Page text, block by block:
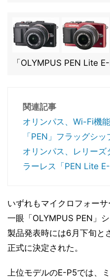
「OLYMPUS PEN Lite E-
関連記事
オリンパス、Wi-Fi機
「PEN」フラッグシッ
オリンパス、レリー
ラーレス「PEN Lite E-
いずれもマイクロフォー
一眼「OLYMPUS PEN」
製品発表時には6月下旬と
正式に決定された。
上位モデルのE-P5では、